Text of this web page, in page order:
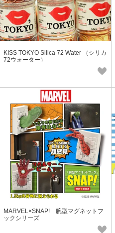
KISS TOKYO Silica 72 Water （シリカ
72ウォーター）
MARVEL×SNAP! 腕型マグネットフ
ックシリーズ